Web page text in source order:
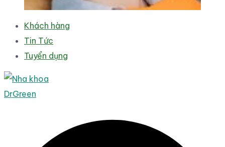
Khách hàng
Tin Tức
Tuyển dụng